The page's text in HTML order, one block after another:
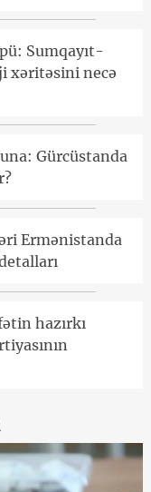
Sumqayıt-
xəritəsini necə
Gürcüstanda
Ermənistanda
hazırkı